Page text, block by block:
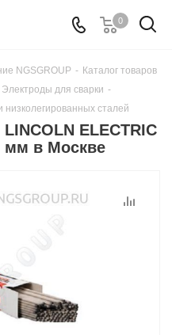
0
NGSGROUP - Каталог товаров
Электроды для сварки -
сталей
ELECTRIC
мм в Москве